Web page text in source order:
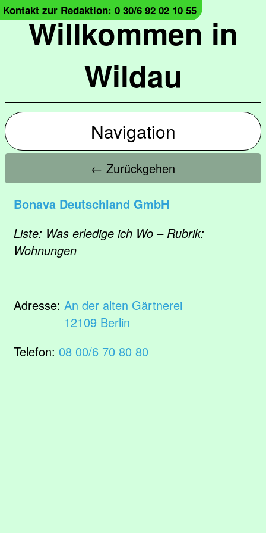
Willkommen in
Wildau
Kontakt zur Redaktion: 0 30/6 92 02 10 55
Navigation
← Zurückgehen
Bonava Deutschland GmbH
Liste: Was erledige ich Wo – Rubrik:
Wohnungen
Adresse: An der alten Gärtnerei
12109 Berlin
Telefon: 08 00/6 70 80 80